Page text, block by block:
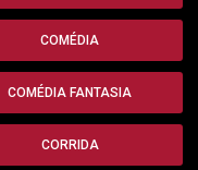
COMÉDIA
COMÉDIA FANTASIA
CORRIDA